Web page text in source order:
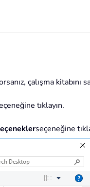
çalışma
tıklayın.
seçeneğine